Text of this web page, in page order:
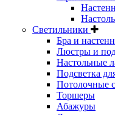
Светильники
Бра и
Люстры и
Настольные
Подсветка
Потолочные
Торшеры
Абажуры